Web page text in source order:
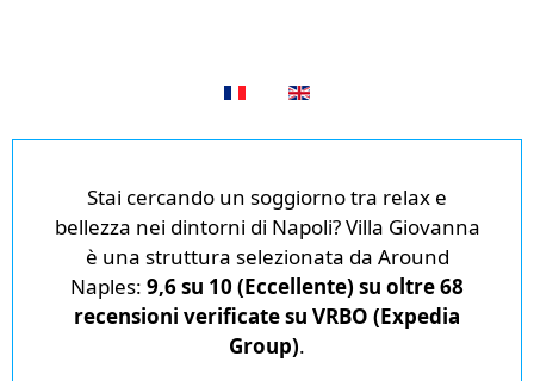
Stai cercando un soggiorno tra relax e
bellezza nei dintorni di Napoli? Villa Giovanna
è una struttura selezionata da Around
Naples: 9,6 su 10 (Eccellente) su oltre 68
recensioni verificate su VRBO (Expedia
Group).